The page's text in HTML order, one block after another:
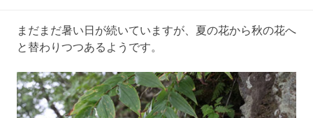
まだまだ暑い日が続いていますが、夏の花から秋の花へ
と替わりつつあるようです。